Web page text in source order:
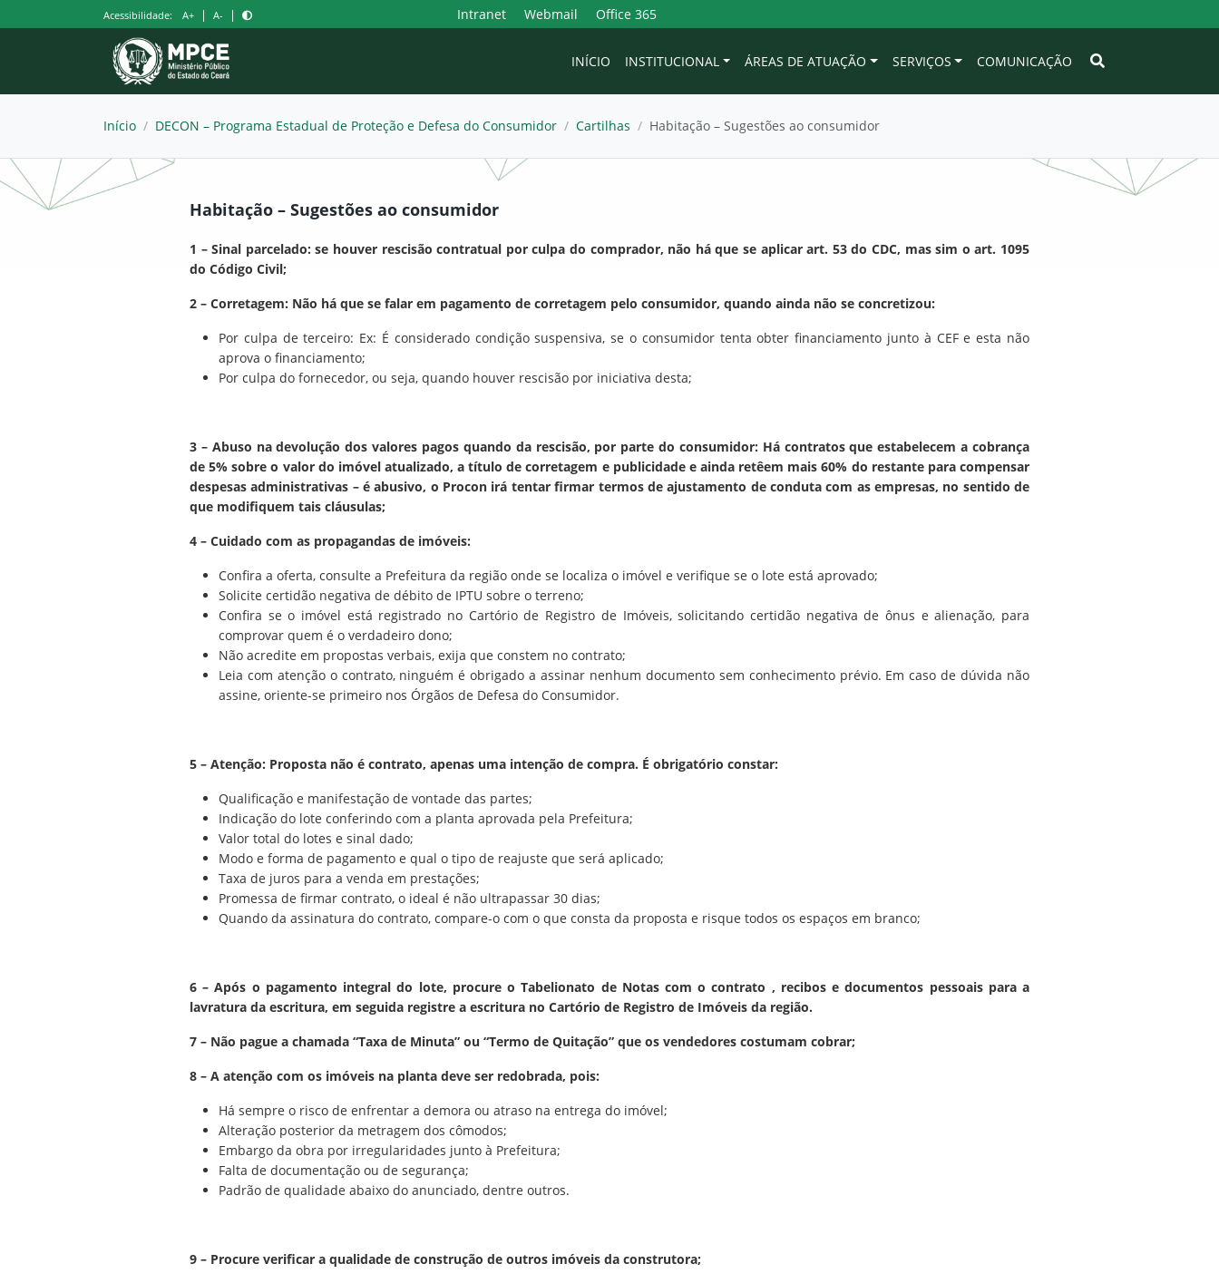
para
Acessibilidade: A+ | A- | Intranet Webmail Office 365
INÍCIO INSTITUCIONAL ÁREAS DE ATUAÇÃO SERVIÇOS COMUNICAÇÃO
Início / DECON – Programa Estadual de Proteção e Defesa do Consumidor / Cartilhas / Habitação – Sugestões ao consumidor
Habitação – Sugestões ao consumidor
1 – Sinal parcelado: se houver rescisão contratual por culpa do comprador, não há que se aplicar art. 53 do CDC, mas sim o art. 1095
do Código Civil;
2 – Corretagem: Não há que se falar em pagamento de corretagem pelo consumidor, quando ainda não se concretizou:
Por culpa de terceiro: Ex: É considerado condição suspensiva, se o consumidor tenta obter financiamento junto à CEF e esta não
aprova o financiamento;
Por culpa do fornecedor, ou seja, quando houver rescisão por iniciativa desta;
3 – Abuso na devolução dos valores pagos quando da rescisão, por parte do consumidor: Há contratos que estabelecem a cobrança
de 5% sobre o valor do imóvel atualizado, a título de corretagem e publicidade e ainda retêem mais 60% do restante para compensar
despesas administrativas – é abusivo, o Procon irá tentar firmar termos de ajustamento de conduta com as empresas, no sentido de
que modifiquem tais cláusulas;
4 – Cuidado com as propagandas de imóveis:
Confira a oferta, consulte a Prefeitura da região onde se localiza o imóvel e verifique se o lote está aprovado;
Solicite certidão negativa de débito de IPTU sobre o terreno;
Confira se o imóvel está registrado no Cartório de Registro de Imóveis, solicitando certidão negativa de ônus e alienação, para
comprovar quem é o verdadeiro dono;
Não acredite em propostas verbais, exija que constem no contrato;
Leia com atenção o contrato, ninguém é obrigado a assinar nenhum documento sem conhecimento prévio. Em caso de dúvida não
assine, oriente-se primeiro nos Órgãos de Defesa do Consumidor.
5 – Atenção: Proposta não é contrato, apenas uma intenção de compra. É obrigatório constar:
Qualificação e manifestação de vontade das partes;
Indicação do lote conferindo com a planta aprovada pela Prefeitura;
Valor total do lotes e sinal dado;
Modo e forma de pagamento e qual o tipo de reajuste que será aplicado;
Taxa de juros para a venda em prestações;
Promessa de firmar contrato, o ideal é não ultrapassar 30 dias;
Quando da assinatura do contrato, compare-o com o que consta da proposta e risque todos os espaços em branco;
6 – Após o pagamento integral do lote, procure o Tabelionato de Notas com o contrato , recibos e documentos pessoais para a
lavratura da escritura, em seguida registre a escritura no Cartório de Registro de Imóveis da região.
7 – Não pague a chamada “Taxa de Minuta” ou “Termo de Quitação” que os vendedores costumam cobrar;
8 – A atenção com os imóveis na planta deve ser redobrada, pois:
Há sempre o risco de enfrentar a demora ou atraso na entrega do imóvel;
Alteração posterior da metragem dos cômodos;
Embargo da obra por irregularidades junto à Prefeitura;
Falta de documentação ou de segurança;
Padrão de qualidade abaixo do anunciado, dentre outros.
9 – Procure verificar a qualidade de construção de outros imóveis da construtora;